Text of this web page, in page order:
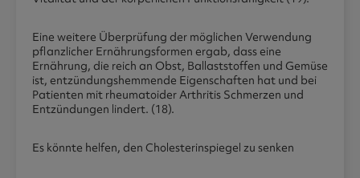
Eine weitere Überprüfung der möglichen Verwendung
pflanzlicher Ernährungsformen ergab, dass eine
Ernährung, die reich an Obst, Ballaststoffen und Gemüse
ist, entzündungshemmende Eigenschaften hat und bei
Patienten mit rheumatoider Arthritis Schmerzen und
Entzündungen lindert. (18).
Es könnte helfen, den Cholesterinspiegel zu senken